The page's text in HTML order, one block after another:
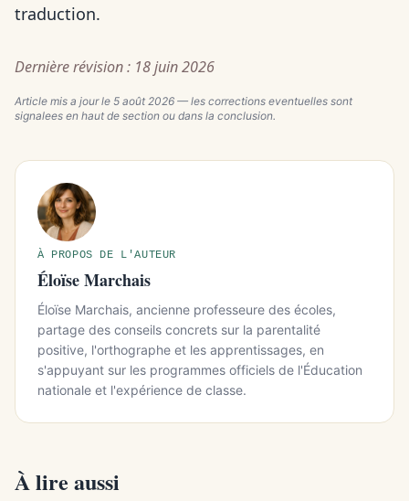
traduction.
Dernière révision : 18 juin 2026
Article mis a jour le 5 août 2026 — les corrections eventuelles sont
signalees en haut de section ou dans la conclusion.
À PROPOS DE L'AUTEUR
Éloïse Marchais
Éloïse Marchais, ancienne professeure des écoles,
partage des conseils concrets sur la parentalité
positive, l'orthographe et les apprentissages, en
s'appuyant sur les programmes officiels de l'Éducation
nationale et l'expérience de classe.
À lire aussi